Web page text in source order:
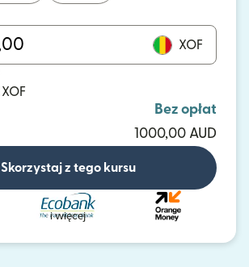
XOF
Bez opłat
1000,00 AUD
Skorzystaj z tego kursu
i więcej